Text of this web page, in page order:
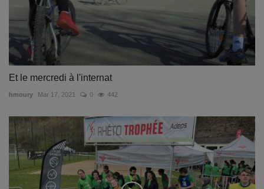
Et le mercredi à l'internat
hmoury Mar 17, 2021 0 442